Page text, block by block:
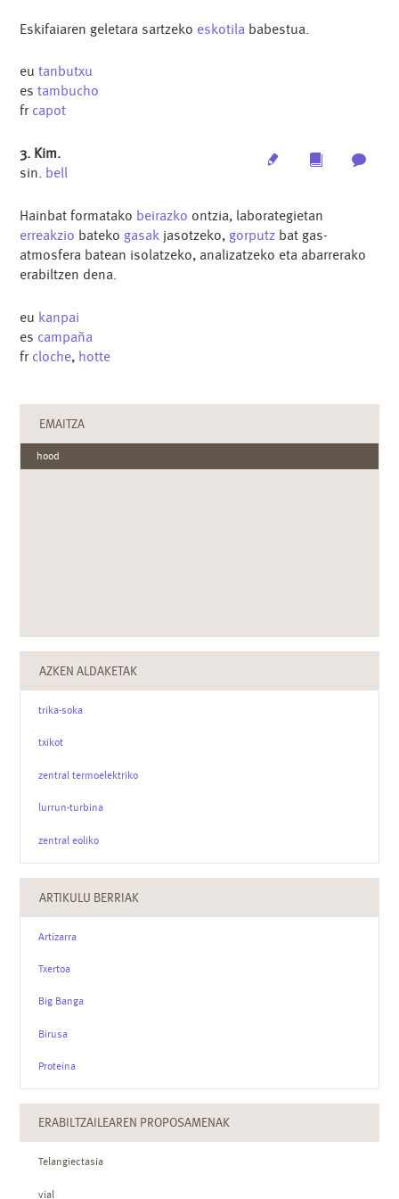
Eskifaiaren geletara sartzeko eskotila babestua.
eutanbutxu
estambucho
fr capot
Multimedia
3. Kim.
sin. bell
Hainbat formatako beirazko ontzia, laborategietan
erreakzio bateko gasak jasotzeko, gorputz bat gas-
atmosfera batean isolatzeko, analizatzeko eta abarrerako
erabiltzen dena.
eu kanpai
es campaña
fr cloche, hotte
EMAITZA
hood
AZKEN ALDAKETAK
trika-soka
txikot
zentral termoelektriko
lurrun-turbina
zentral eoliko
ARTIKULU BERRIAK
Artizarra
Txertoa
Big Banga
Birusa
Proteina
ERABILTZAILEAREN PROPOSAMENAK
Telangiectasia
vial